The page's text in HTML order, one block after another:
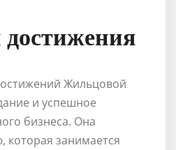
Жильцовой
и успешное
бизнеса. Она
которая занимается